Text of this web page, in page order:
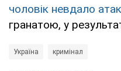
чоловік невдало
гранатою, у
Україна кримінал